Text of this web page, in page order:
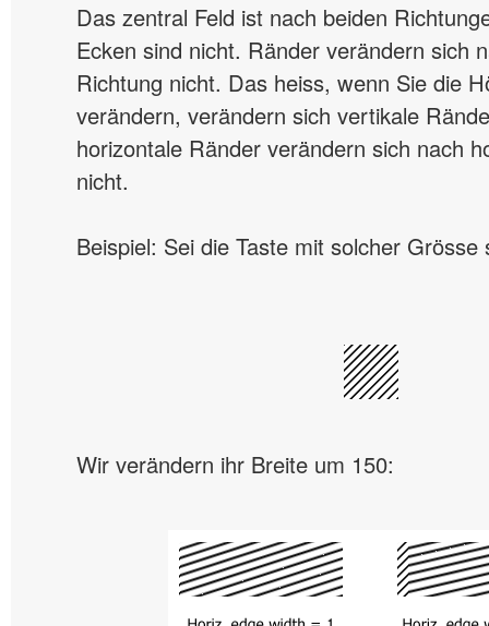
Das zentral Feld ist nach beiden
Ecken sind nicht. Ränder verändern sich
Richtung nicht. Das heiss, wenn Sie die
verändern, verändern sich vertikale
horizontale Ränder verändern sich nach
nicht.
Beispiel: Sei die Taste mit solcher Grösse
Wir verändern ihr Breite um 150: